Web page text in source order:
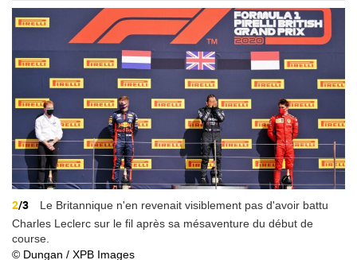
2/3
Le Britannique n'en revenait visiblement pas d'avoir battu
Charles Leclerc sur le fil après sa mésaventure du début de
course.
© Dungan / XPB Images